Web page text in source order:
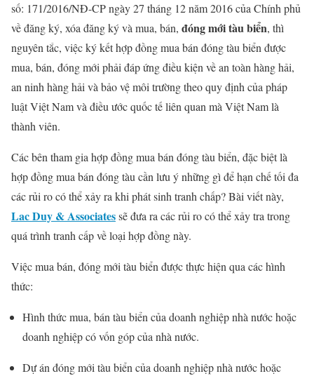
số: 171/2016/NĐ-CP ngày 27 tháng 12 năm 2016 của Chính phủ
về đăng ký, xóa đăng ký và mua, bán, đóng mới tàu biển, thì
nguyên tắc, việc ký kết hợp đồng mua bán đóng tàu biển được
mua, bán, đóng mới phải đáp ứng điều kiện về an toàn hàng hải,
an ninh hàng hải và bảo vệ môi trường theo quy định của pháp
luật Việt Nam và điều ước quốc tế liên quan mà Việt Nam là
thành viên.
Các bên tham gia hợp đồng mua bán đóng tàu biển, đặc biệt là
hợp đồng mua bán đóng tàu cần lưu ý những gì để hạn chế tối đa
các rủi ro có thể xảy ra khi phát sinh tranh chấp? Bài viết này,
Lac Duy & Associatessẽ đưa ra các rủi ro có thể xảy tra trong
quá trình tranh cấp về loại hợp đồng này.
Việc mua bán, đóng mới tàu biển được thực hiện qua các hình
thức:
Hình thức mua, bán tàu biển của doanh nghiệp nhà nước hoặc
doanh nghiệp có vốn góp của nhà nước.
Dự án đóng mới tàu biển của doanh nghiệp nhà nước hoặc